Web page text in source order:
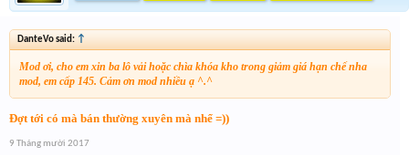
DanteVo said: ↑
Mod ơi, cho em xin ba lô vải hoặc chìa khóa kho trong giảm giá hạn chế nha
mod, em cấp 145. Cảm ơn mod nhiều ạ ^.^
Đợt tới có mà bán thường xuyên mà nhể =))
9 Tháng mười 2017